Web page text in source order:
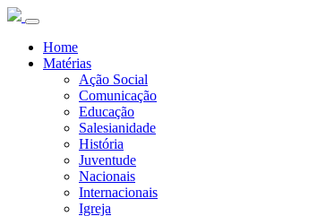
Home
Matérias
Ação Social
Comunicação
Educação
Salesianidade
História
Juventude
Nacionais
Internacionais
Igreja